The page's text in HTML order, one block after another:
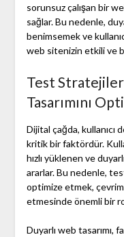
sorunsuz çalışan bir
sağlar. Bu nedenle,
benimsemek ve
web sitenizin etkili ve
Test
Tasarımını
Dijital çağda, kullanıcı
kritik bir faktördür.
hızlı yüklenen ve
ararlar. Bu nedenle,
optimize etmek,
etmesinde önemli bir
Duyarlı web tasarımı,